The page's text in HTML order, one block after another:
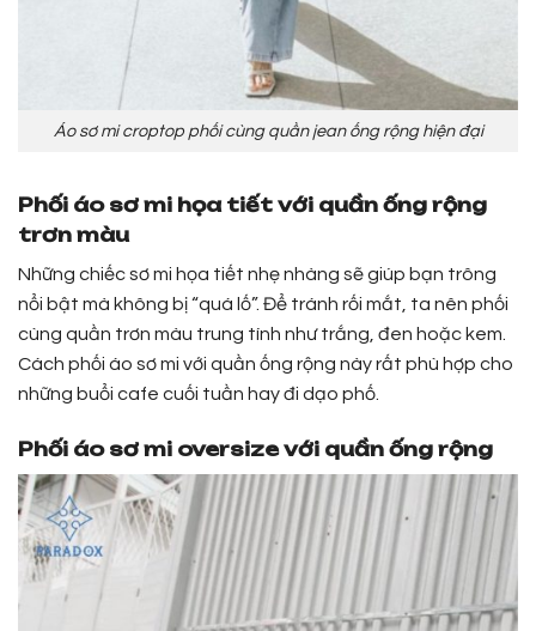
Áo sơ mi croptop phối cùng quần jean ống rộng hiện đại
Phối áo sơ mi họa tiết với quần ống rộng
trơn màu
Những chiếc sơ mi họa tiết nhẹ nhàng sẽ giúp bạn trông
nổi bật mà không bị “quá lố”. Để tránh rối mắt, ta nên phối
cùng quần trơn màu trung tính như trắng, đen hoặc kem.
Cách phối áo sơ mi với quần ống rộng này rất phù hợp cho
những buổi cafe cuối tuần hay đi dạo phố.
Phối áo sơ mi oversize với quần ống rộng